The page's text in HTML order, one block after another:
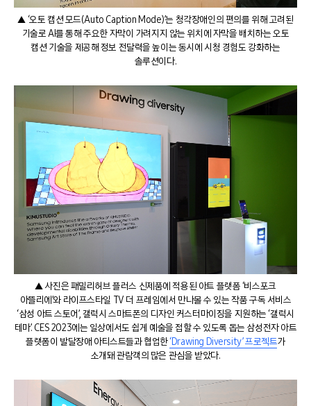
▲ ‘오토 캡션 모드(Auto Caption Mode)’는 청각장애인의 편의를 위해 고려된
기술로 AI를 통해 주요한 자막이 가려지지 않는 위치에 자막을 배치하는 오토
캡션 기술을 제공해 정보 전달력을 높이는 동시에 시청 경험도 강화하는
솔루션이다.
▲ 사진은 패밀리허브 플러스 신제품에 적용된 아트 플랫폼 ‘비스포크
아뜰리에’와 라이프스타일 TV 더 프레임에서 만나볼 수 있는 작품 구독 서비스
‘삼성 아트 스토어’, 갤럭시 스마트폰의 디자인 커스터마이징을 지원하는 ‘갤럭시
테마’. CES 2023에는 일상에서도 쉽게 예술을 접할 수 있도록 돕는 삼성전자 아트
플랫폼이 발달장애 아티스트들과 협업한‘Drawing Diversity’ 프로젝트가
소개돼 관람객의 많은 관심을 받았다.